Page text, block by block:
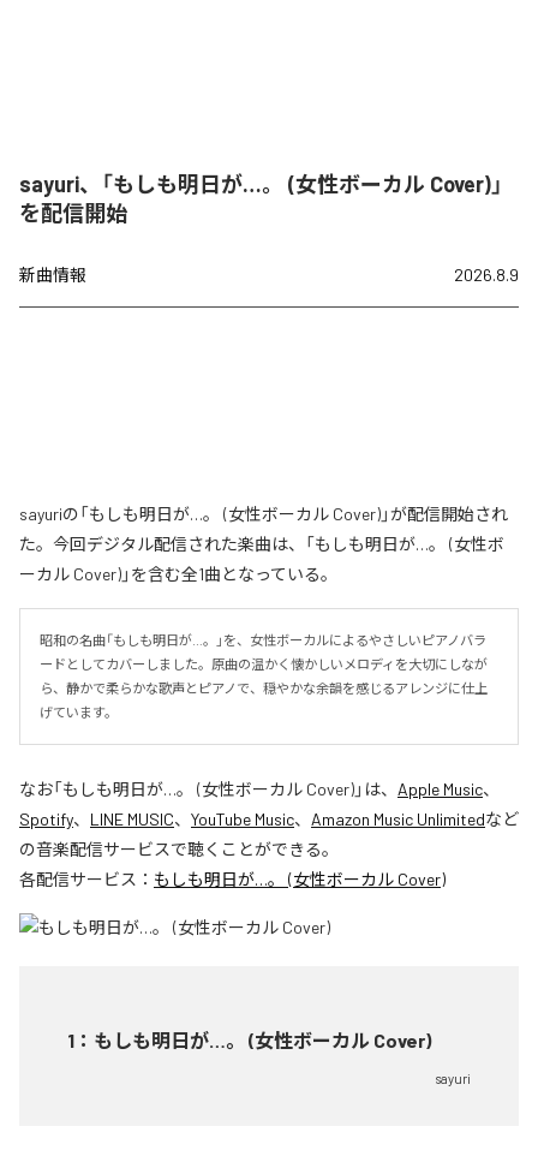
sayuri、「もしも明日が…。 (女性ボーカル Cover)」
を配信開始
新曲情報 2026.8.9
sayuriの「もしも明日が…。 (女性ボーカル Cover)」が配信開始され
た。今回デジタル配信された楽曲は、「もしも明日が…。 (女性ボ
ーカル Cover)」を含む全1曲となっている。
昭和の名曲「もしも明日が…。」を、女性ボーカルによるやさしいピアノバラ
ードとしてカバーしました。原曲の温かく懐かしいメロディを大切にしなが
ら、静かで柔らかな歌声とピアノで、穏やかな余韻を感じるアレンジに仕上
げています。
なお「もしも明日が…。 (女性ボーカル Cover)」は、 Apple Music、
Spotify、 LINE MUSIC、 YouTube Music、 Amazon Music Unlimitedなど
の音楽配信サービスで聴くことができる。
各配信サービス： もしも明日が…。 (女性ボーカル Cover)
1 ： もしも明日が…。 (女性ボーカル Cover)
sayuri